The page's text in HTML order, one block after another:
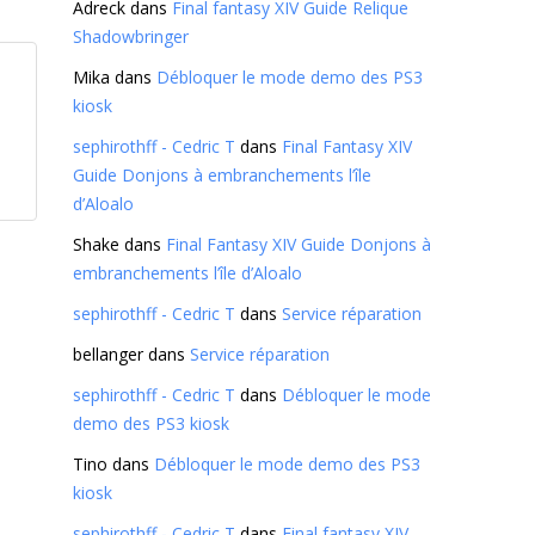
Adreck dans Final fantasy XIV Guide Relique
Shadowbringer
Mika dans Débloquer le mode demo des PS3
kiosk
sephirothff - Cedric T dans Final Fantasy XIV
Guide Donjons à embranchements l’île
d’Aloalo
Shake dans Final Fantasy XIV Guide Donjons à
embranchements l’île d’Aloalo
sephirothff - Cedric T dans Service réparation
bellangerdans Service réparation
sephirothff - Cedric T dans Débloquer le mode
demo des PS3 kiosk
Tino dans Débloquer le mode demo des PS3
kiosk